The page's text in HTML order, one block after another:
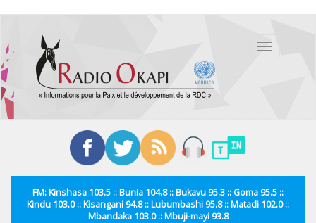
contenu
principal
Toggle
FM: Kinshasa 103.5 :: Bunia 104.8 :: Bukavu 95.3 :: Goma 95.5 ::
Kindu 103.0 :: Kisangani 94.8 :: Lubumbashi 95.8 :: Matadi 102.0 ::
Mbandaka 103.0 :: Mbuji-mayi 93.8